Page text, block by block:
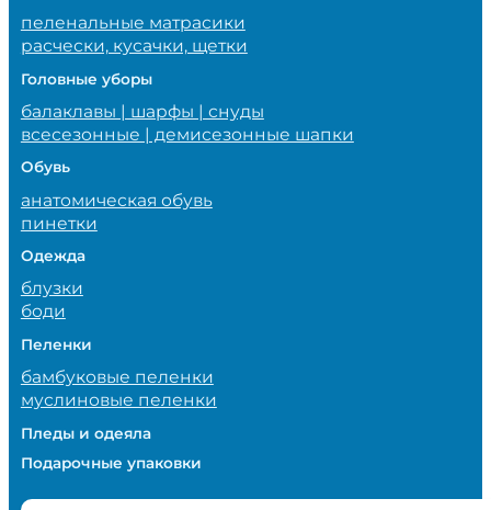
пеленальные матрасики
расчески, кусачки, щетки
Головные уборы
балаклавы | шарфы | снуды
всесезонные | демисезонные шапки
Обувь
анатомическая обувь
пинетки
Одежда
блузки
боди
Пеленки
бамбуковые пеленки
муслиновые пеленки
Пледы и одеяла
Подарочные упаковки